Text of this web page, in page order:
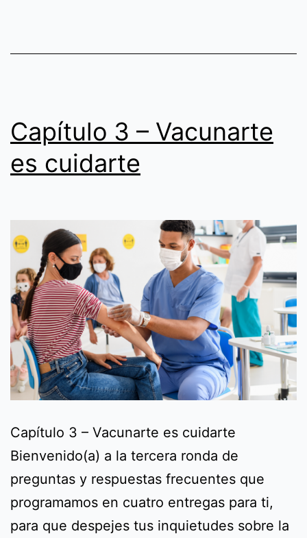
Capítulo 3 – Vacunarte
es cuidarte
Capítulo 3 – Vacunarte es cuidarte
Bienvenido(a) a la tercera ronda de
preguntas y respuestas frecuentes que
programamos en cuatro entregas para ti,
para que despejes tus inquietudes sobre la